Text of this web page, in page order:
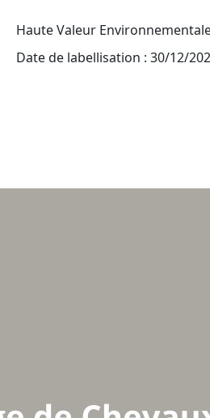
Haute Valeur
Date de labellisation : 30/12/